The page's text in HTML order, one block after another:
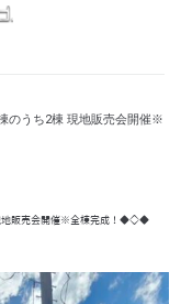
のうち2棟 現地販売会開催※
地販売会開催※全棟完成！◆◇◆